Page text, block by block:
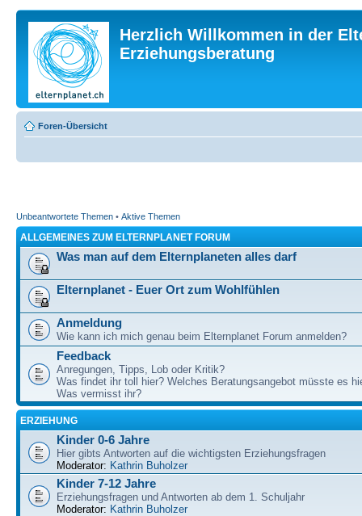
Herzlich Willkommen in der
Erziehungsberatung
Foren-Übersicht
Unbeantwortete Themen • Aktive Themen
ALLGEMEINES ZUM ELTERNPLANET FORUM
Was man auf dem Elternplaneten alles darf
Elternplanet - Euer Ort zum Wohlfühlen
Anmeldung
Wie kann ich mich genau beim Elternplanet Forum anmelden?
Feedback
Anregungen, Tipps, Lob oder Kritik?
Was findet ihr toll hier? Welches Beratungsangebot müsste es
Was vermisst ihr?
ERZIEHUNG
Kinder 0-6 Jahre
Hier gibts Antworten auf die wichtigsten Erziehungsfragen
Moderator: Kathrin Buholzer
Kinder 7-12 Jahre
Erziehungsfragen und Antworten ab dem 1. Schuljahr
Moderator: Kathrin Buholzer